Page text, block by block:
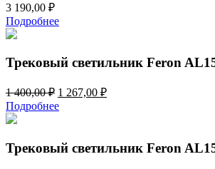
3 190,00 ₽
Подробнее
Трековый светильник Feron
1 400,00₽ Первоначальная
цена
составляла
400,00 ₽.
1 267,00 ₽Текущая
Подробнее
Трековый светильник Feron